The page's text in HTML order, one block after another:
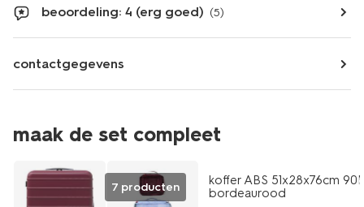
beoordeling: 4 (erg goed) (5)
contactgegevens
maak de set compleet
7 producten
koffer ABS 51x28x76cm 90L
bordeaurood